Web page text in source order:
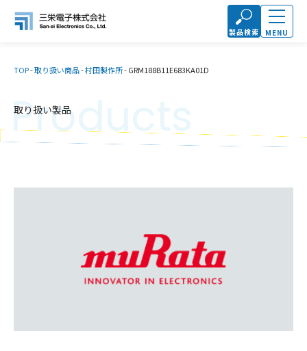
製品検索 MENU
TOP-取り扱い商品-村田製作所-GRM188B11E683KA01D
取り扱い製品
Products